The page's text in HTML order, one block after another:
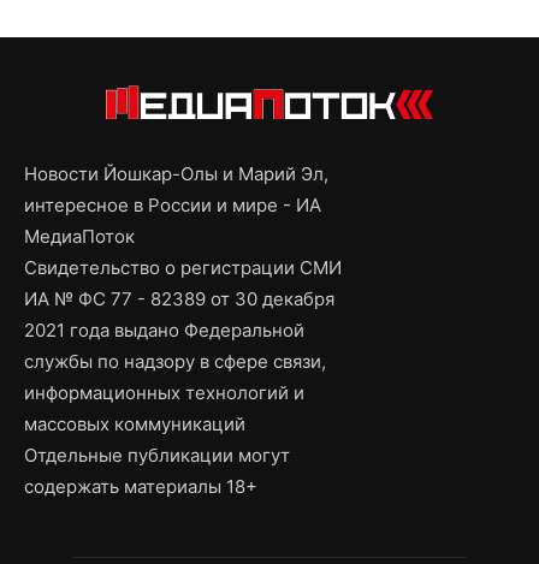
Новости Йошкар-Олы и Марий Эл,
интересное в России и мире - ИА
МедиаПоток
Свидетельство о регистрации СМИ
ИА № ФС 77 - 82389 от 30 декабря
2021 года выдано Федеральной
службы по надзору в сфере связи,
информационных технологий и
массовых коммуникаций
Отдельные публикации могут
содержать материалы 18+